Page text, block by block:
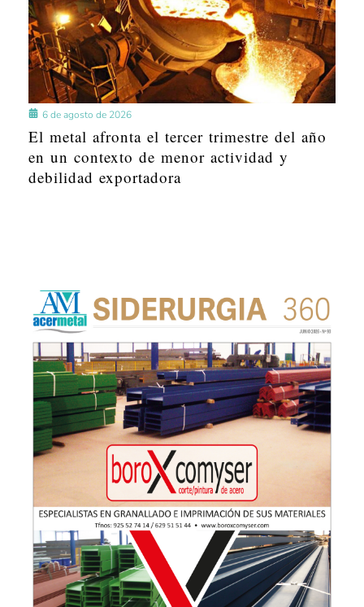
6 de agosto de 2026
El metal afronta el tercer trimestre del año
en un contexto de menor actividad y
debilidad exportadora